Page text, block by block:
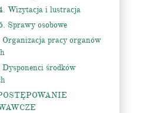
Wizytacja i lustracja
Sprawy osobowe
Organizacja pracy organów
Dysponenci środków